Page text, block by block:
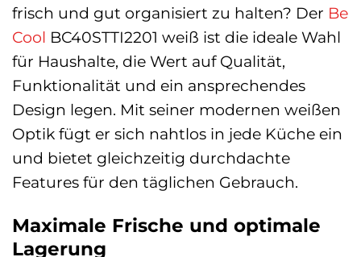
frisch und gut organisiert zu halten? Der Be
Cool BC40STTI2201 weiß ist die ideale Wahl
für Haushalte, die Wert auf Qualität,
Funktionalität und ein ansprechendes
Design legen. Mit seiner modernen weißen
Optik fügt er sich nahtlos in jede Küche ein
und bietet gleichzeitig durchdachte
Features für den täglichen Gebrauch.
Maximale Frische und optimale
Lagerung